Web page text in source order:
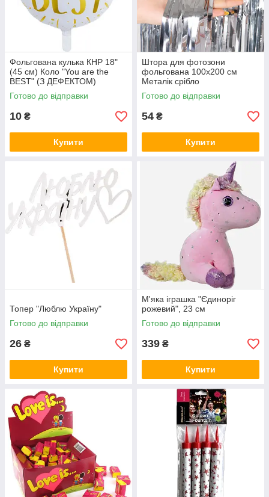
Фольгована кулька КНР 18"
(45 см) Коло "You are the
BEST" (З ДЕФЕКТОМ)
Готово до відправки
10 ₴
Купити
Штора для фотозони
фольгована 100х200 см
Металік срібло
Готово до відправки
54 ₴
Купити
Топер "Люблю Україну"
Готово до відправки
26 ₴
Купити
М'яка іграшка "Єдиноріг
рожевий", 23 см
Готово до відправки
339 ₴
Купити